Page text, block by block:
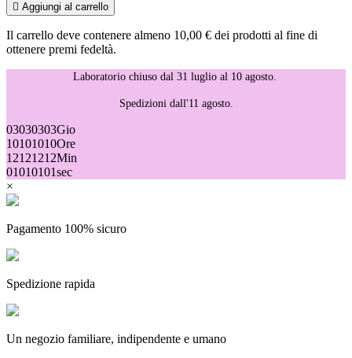
 Aggiungi al carrello
Il carrello deve contenere almeno 10,00 € dei prodotti al fine di
ottenere premi fedeltà.
Laboratorio chiuso dal 31 luglio al 10 agosto.
Spedizioni dall'11 agosto.
03030303Gio
10101010Ore
12121212Min
01010101sec
×
Pagamento 100% sicuro
Spedizione rapida
Un negozio familiare, indipendente e umano